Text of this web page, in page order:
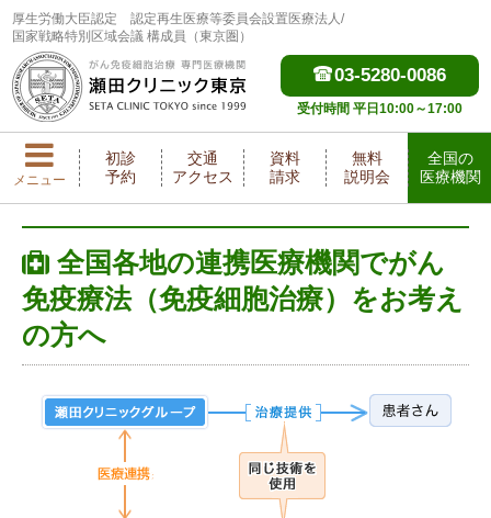
厚生労働大臣認定
認定再生医療等委員会設置医療法人/
国家戦略特別区域会議 構成員（東京圏）
03-5280-0086
受付時間 平日10:00～17:00
メニュー
初診
予約
交通
アクセス
資料
請求
無料
説明会
全国の
医療機関
全国各地の連携医療機関でがん
免疫療法（免疫細胞治療）をお考え
の方へ